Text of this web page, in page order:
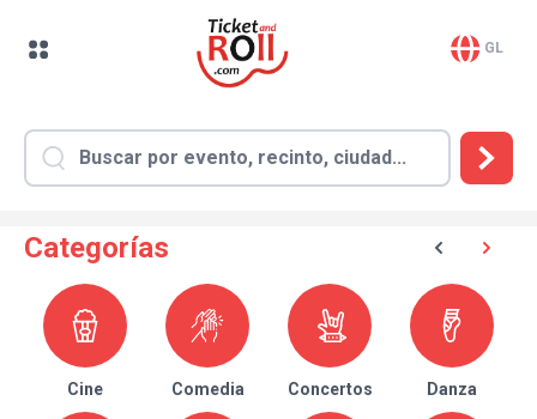
GL
Categorías
Cine Comedia Concertos Danza